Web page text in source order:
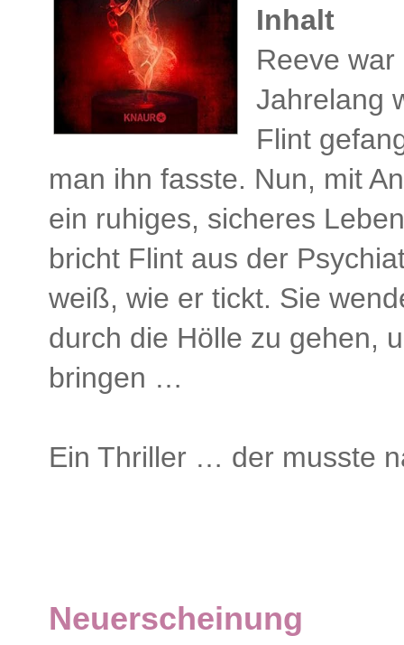
Inhalt
Reeve
Jahrelang
Flint
man ihn fasste. Nun, mit
ein ruhiges, sicheres
bricht Flint aus der
weiß, wie er tickt. Sie
durch die Hölle zu gehen,
bringen …
Ein Thriller … der musste
Neuerscheinung